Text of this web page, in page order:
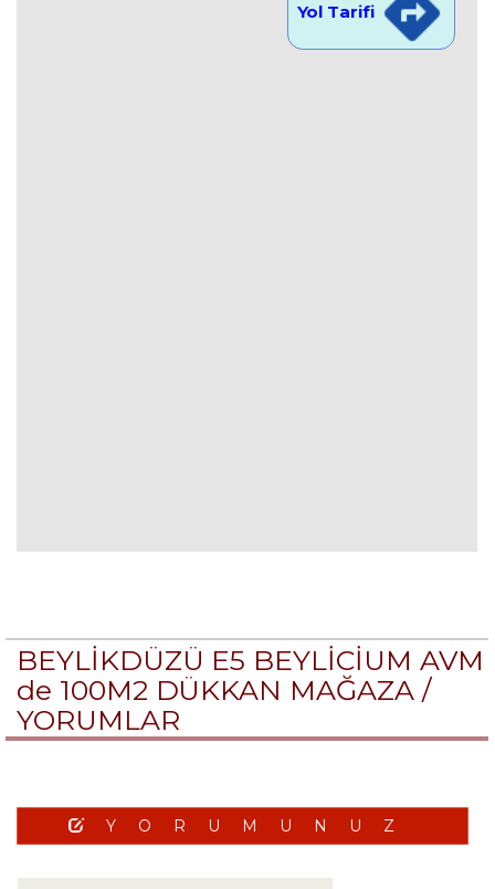
Yol Tarifi
BEYLİKDÜZÜ E5 BEYLİCİUM AVM
de 100M2 DÜKKAN MAĞAZA /
YORUMLAR
YORUMUNUZ